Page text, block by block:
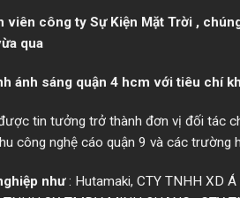
viên công ty Sự Kiện Mặt Trời ,
qua
ánh sáng quận 4 hcm với tiêu chí
tin tưởng trở thành đơn vị đối tác
công nghệ cáo quận 9 và các
như: Hutamaki, CTY TNHH XD Á